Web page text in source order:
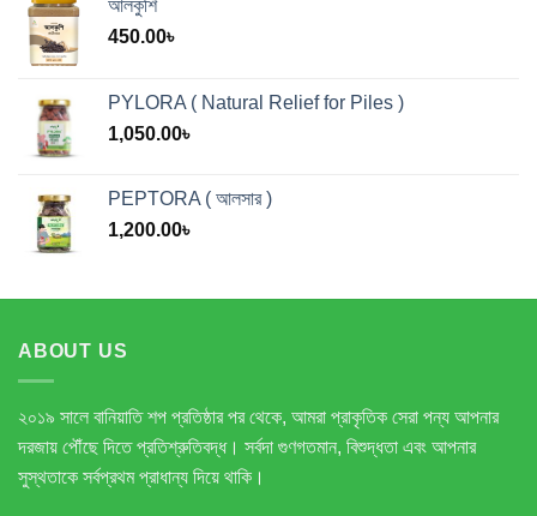
আলকুশি
450.00৳
PYLORA ( Natural Relief for Piles )
1,050.00৳
PEPTORA ( আলসার )
1,200.00৳
ABOUT US
২০১৯ সালে বানিয়াতি শপ প্রতিষ্ঠার পর থেকে, আমরা প্রাকৃতিক সেরা পন্য আপনার
দরজায় পৌঁছে দিতে প্রতিশ্রুতিবদ্ধ। সর্বদা গুণগতমান, বিশুদ্ধতা এবং আপনার
সুস্থতাকে সর্বপ্রথম প্রাধান্য দিয়ে থাকি।